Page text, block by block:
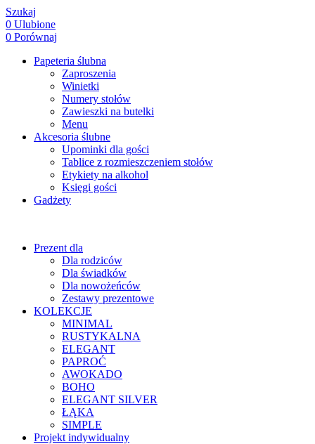
Szukaj
0 Ulubione
0 Porównaj
Papeteria ślubna
Zaproszenia
Winietki
Numery stołów
Zawieszki na butelki
Menu
Akcesoria ślubne
Upominki dla gości
Tablice z rozmieszczeniem stołów
Etykiety na alkohol
Księgi gości
Gadżety
Prezent dla
Dla rodziców
Dla świadków
Dla nowożeńców
Zestawy prezentowe
KOLEKCJE
MINIMAL
RUSTYKALNA
ELEGANT
PAPROĆ
AWOKADO
BOHO
ELEGANT SILVER
ŁĄKA
SIMPLE
Projekt indywidualny